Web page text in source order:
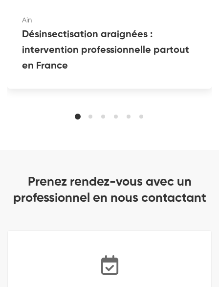
Ain
Désinsectisation araignées :
intervention professionnelle partout
en France
Prenez rendez-vous avec un
professionnel en nous contactant